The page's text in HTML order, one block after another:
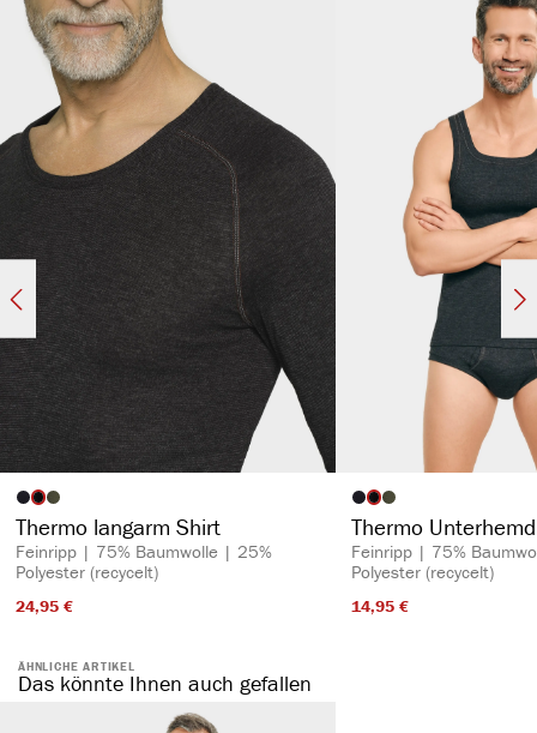
optimale Wärmeisolation durch flauschig weiche Innenseite
hohe Elastizität
hohe Luftzirkulation
angenehmes Tragegefühl
ohne störende Seitennähte
passformgetreu & maximale Bewegungsfreiheit
sportlich, funktionell & atmungsaktiv
Artikelfarbe
Thermo langarm Shirt
Feinripp | 75% Baumwolle | 25%
Polyester (recycelt)
24,95 €​
Artikelfarbe
Thermo Unterhemd
Feinripp | 75%
Polyester (recycelt)
14,95 €​
ÄHNLICHE ARTIKEL
Das könnte Ihnen auch gefallen